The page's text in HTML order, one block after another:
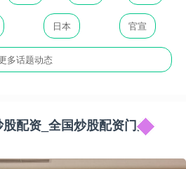
日本 官宣
多话题动态
配资_全国炒股配资门户